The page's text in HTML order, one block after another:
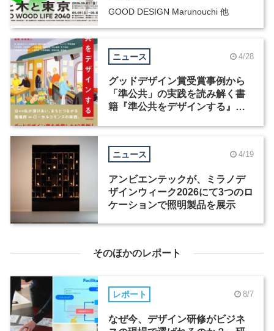
GOOD DESIGN Marunouchi 他
ニュース 4/28
グッドデザイン賞受賞事例から
「準公共」の実践を読み解く書
籍『準公共をデザインする』が
ニュース 4/19
アンビエンテックが、ミラノデ
ザインウィーク2026にて3つのロ
ケーションで照明製品を展示
そのほかのレポート
レポート 8/7
なぜ今、デザイン研修がビジネ